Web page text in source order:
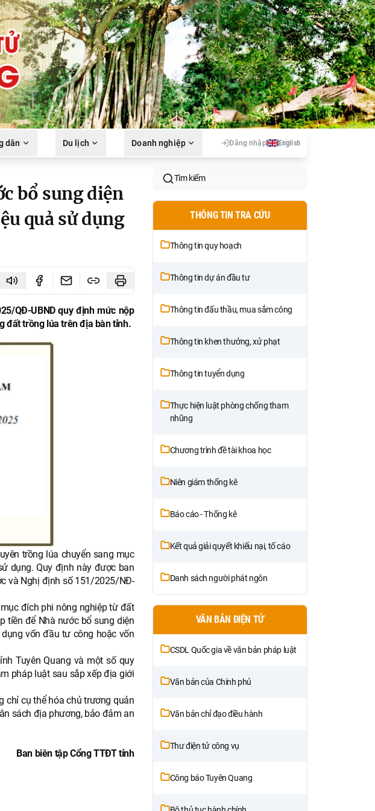
dân Du lịch Doanh nghiệp Đăng nhập English
bổ sung diện
quả sử dụng
QĐ-UBND quy định mức nộp
đất trồng lúa trên địa bàn tỉnh.
trồng lúa chuyển sang mục
dụng. Quy định này được ban
và Nghị định số 151/2025/NĐ-
đích phi nông nghiệp từ đất
tiền để Nhà nước bổ sung diện
vốn đầu tư công hoặc vốn
Tuyên Quang và một số quy
pháp luật sau sắp xếp địa giới
chỉ cụ thể hóa chủ trương quản
sách địa phương, bảo đảm an
Ban biên tập Cổng TTĐT tỉnh
Tìm kiếm
THÔNG TIN TRA CỨU
Thông tin quy hoạch
Thông tin dự án đầu tư
Thông tin đấu thầu, mua sắm công
Thông tin khen thưởng, xử phạt
Thông tin tuyển dụng
Thực hiện luật phòng chống tham
nhũng
Chương trình đề tài khoa học
Niên giám thống kê
Báo cáo - Thống kê
Kết quả giải quyết khiếu nại, tố cáo
Danh sách người phát ngôn
VĂN BẢN ĐIỆN TỬ
CSDL Quốc gia về văn bản pháp luật
Văn bản của Chính phủ
Văn bản chỉ đạo điều hành
Thư điện tử công vụ
Công báo Tuyên Quang